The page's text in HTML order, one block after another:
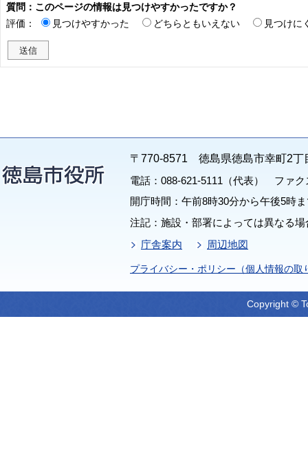
質問：このページの情報は見つけやすかったですか？
評価：
見つけやすかった どちらともいえない 見つけに
〒770-8571 徳島県徳島市幸町2丁
電話：088-621-5111（代表） ファク
開庁時間：午前8時30分から午後5時
注記：施設・部署によっては異なる
庁舎案内
周辺地図
プライバシー・ポリシー（個人情報の取
Copyright ©